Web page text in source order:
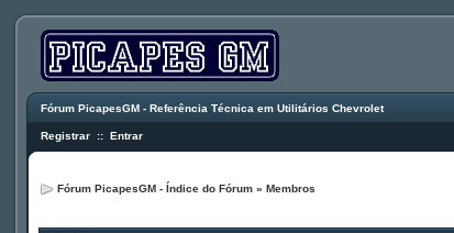
Fórum PicapesGM - Referência Técnica em Utilitários Chevrolet
Registrar :: Entrar
Fórum PicapesGM - Índice do Fórum » Membros